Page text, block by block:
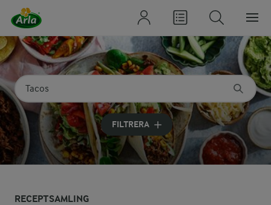
Sök på kategori eller ingrediens
Skriv in sökord för att få förslag
FILTRERA
RECEPTSAMLING